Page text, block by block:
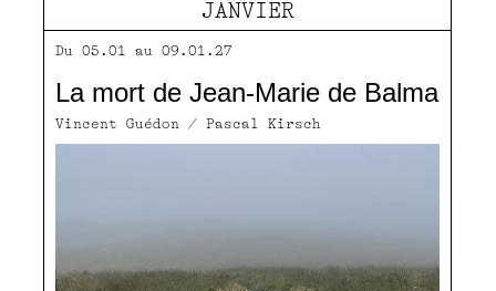
JANVIER
Du 05.01 au 09.01.27
La mort de Jean-Marie de Balma
Vincent Guédon / Pascal Kirsch